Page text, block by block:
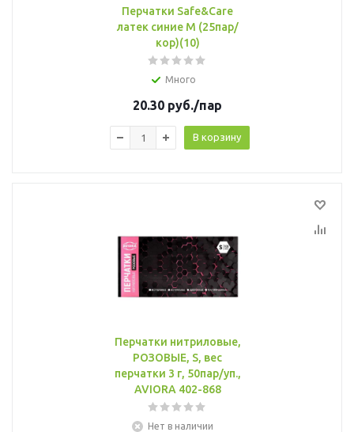
Перчатки Safe&Care
латек синие М (25пар/
кор)(10)
Много
20.30 руб./пар
В корзину
Перчатки нитриловые,
РОЗОВЫЕ, S, вес
перчатки 3 г, 50пар/уп.,
AVIORA 402-868
Нет в наличии